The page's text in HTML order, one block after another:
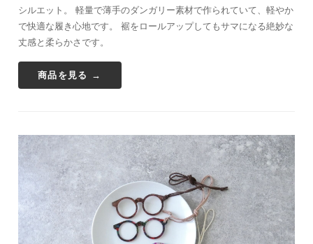
シルエット。 軽量で薄手のダンガリー素材で作られていて、軽やか
で快適な履き心地です。 裾をロールアップしてもサマになる絶妙な
丈感と柔らかさです。
商品を見る →